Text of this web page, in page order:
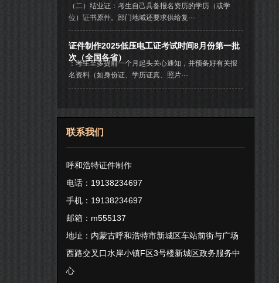
（二）结业证：考生自己具备报名资历的学历（或学
位）证书原件。部门地域还要求供给复···
证件制作2025低压电工证考试时间8月份第一批
次（全国各省）
：考生至多提前一个月起头关心通知，并预备好有关报
名资料（如身份证、学历证真、照片···
联系我们
呼和浩特证件制作
电话：19138234697
手机：19138234697
邮箱：m555137
地址：内蒙古呼和浩特市新城区车站前街与广场
西路交叉口水岸小镇F区3号楼新城区政务服务中
心